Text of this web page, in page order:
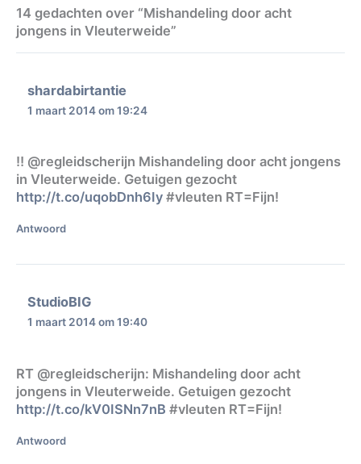
14 gedachten over “Mishandeling door acht
jongens in Vleuterweide”
shardabirtantie
1 maart 2014 om 19:24
‼️ @regleidscherijn Mishandeling door acht jongens
in Vleuterweide. Getuigen gezocht
http://t.co/uqobDnh6Iy #vleuten RT=Fijn!
Antwoord
StudioBIG
1 maart 2014 om 19:40
RT @regleidscherijn: Mishandeling door acht
jongens in Vleuterweide. Getuigen gezocht
http://t.co/kV0ISNn7nB #vleuten RT=Fijn!
Antwoord